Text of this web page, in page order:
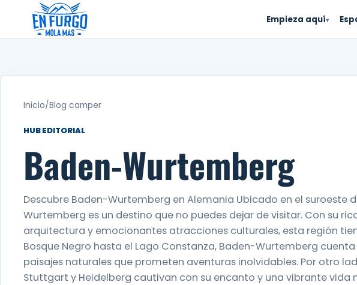
contenido
Empieza aquí▾
Inicio/Blog camper
HUB EDITORIAL
Baden-Wurtemberg
Descubre Baden-Wurtemberg en Alemania Ubicado en el suroeste
Wurtemberg es un destino que no puedes dejar de visitar. Con su
arquitectura y emocionantes atracciones culturales, esta región
Bosque Negro hasta el Lago Constanza, Baden-Wurtemberg
paisajes naturales que prometen aventuras inolvidables. Por otro
Stuttgart y Heidelberg cautivan con su encanto y una vibrante vida